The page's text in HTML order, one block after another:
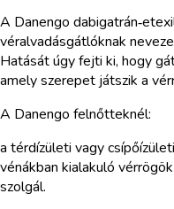
A Danengo
véralvadásgátlóknak
Hatását úgy fejti ki, hogy
amely szerepet játszik a
A Danengo felnőtteknél:
a térdízületi vagy
vénákban kialakuló
szolgál.